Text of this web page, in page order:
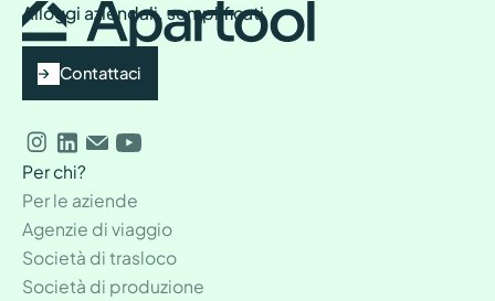
Alloggi aziendali, semplificati
Contattaci
Per chi?
Per le aziende
Agenzie di viaggio
Società di trasloco
Società di produzione